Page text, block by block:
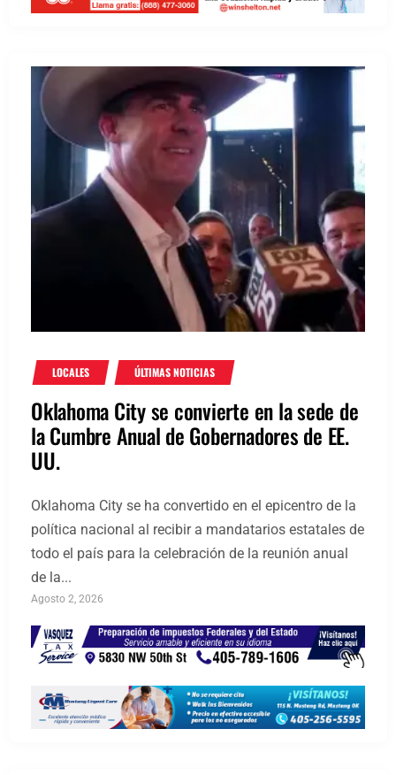
LOCALES ÚLTIMAS NOTICIAS
Oklahoma City se convierte en la sede de
la Cumbre Anual de Gobernadores de EE.
UU.
Oklahoma City se ha convertido en el epicentro de la
política nacional al recibir a mandatarios estatales de
todo el país para la celebración de la reunión anual
de la...
Agosto 2, 2026